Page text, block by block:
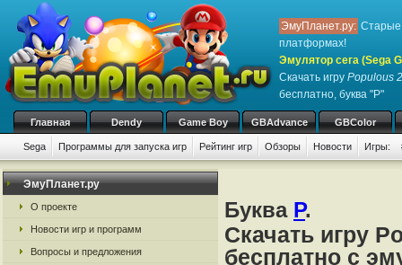
ЭмуПланет.ру: Старые
платформах!
Эмулятор сега (Sega
Скачать игру Populous
бесплатно, буква "P"
Главная Dendy Game Boy GBAdvance GBColor
Sega Программы для запуска игр Рейтинг игр Обзоры Новости Игры:
ЭмуПланет.ру
О проекте
Новости игр и программ
Вопросы и предложения
Буква P.
Скачать игру
бесплатно с